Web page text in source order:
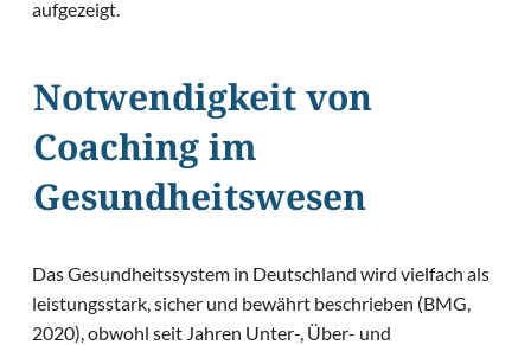
aufgezeigt.
Notwendigkeit von
Coaching im
Gesundheitswesen
Das Gesundheitssystem in Deutschland wird vielfach als
leistungsstark, sicher und bewährt beschrieben (BMG,
2020), obwohl seit Jahren Unter-, Über- und